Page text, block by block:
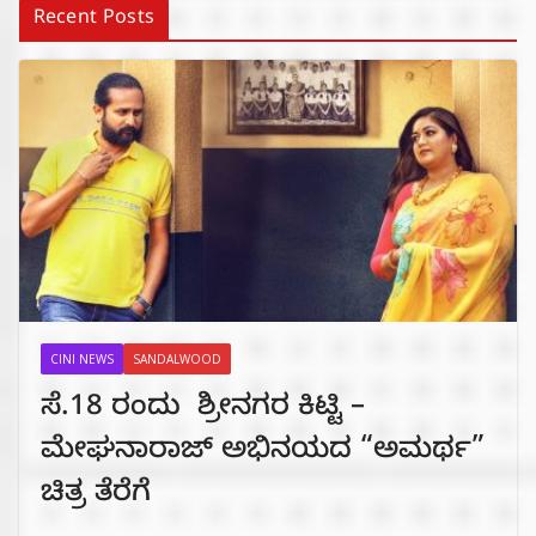
Recent Posts
CINI NEWS SANDALWOOD
ಸೆ.18 ರಂದು ಶ್ರೀನಗರ ಕಿಟ್ಟಿ –
ಮೇಘನಾರಾಜ್ ಅಭಿನಯದ “ಅಮರ್ಥ”
ಚಿತ್ರ ತೆರೆಗೆ